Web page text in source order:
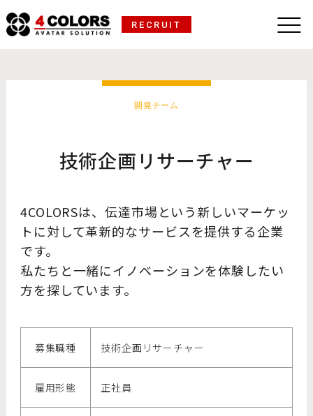
RECRUIT
開発チーム
技術企画リサーチャー
4COLORSは、伝達市場という新しいマーケッ
トに対して革新的なサービスを提供する企業
です。
私たちと一緒にイノベーションを体験したい
方を探しています。
募集職種 技術企画リサーチャー
雇用形態 正社員